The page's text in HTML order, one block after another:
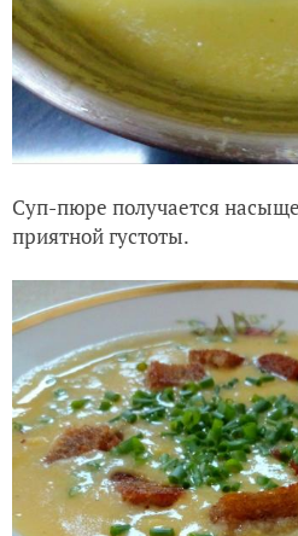
Суп-пюре получается
приятной густоты.